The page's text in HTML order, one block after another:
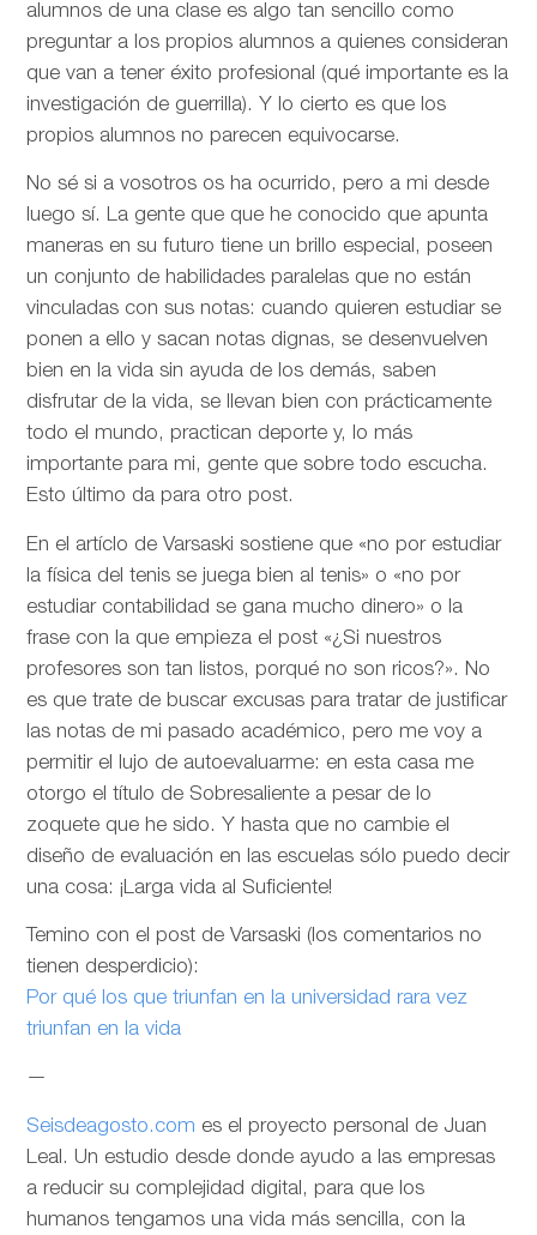
alumnos de una clase es algo tan sencillo como
preguntar a los propios alumnos a quienes consideran
que van a tener éxito profesional (qué importante es la
investigación de guerrilla). Y lo cierto es que los
propios alumnos no parecen equivocarse.
No sé si a vosotros os ha ocurrido, pero a mi desde
luego sí. La gente que que he conocido que apunta
maneras en su futuro tiene un brillo especial, poseen
un conjunto de habilidades paralelas que no están
vinculadas con sus notas: cuando quieren estudiar se
ponen a ello y sacan notas dignas, se desenvuelven
bien en la vida sin ayuda de los demás, saben
disfrutar de la vida, se llevan bien con prácticamente
todo el mundo, practican deporte y, lo más
importante para mi, gente que sobre todo escucha.
Esto último da para otro post.
En el artíclo deVarsaski sostiene que «no por estudiar
la física del tenis se juega bien al tenis» o «no por
estudiar contabilidad se gana mucho dinero» o la
frase con la que empieza el post «¿Si nuestros
profesores son tan listos, porqué no son ricos?». No
es que trate de buscar excusas para tratar de justificar
las notas de mi pasado académico, pero me voy a
permitir el lujo de autoevaluarme: en esta casa me
otorgo el título de Sobresaliente a pesar de lo
zoquete que he sido. Y hasta que no cambie el
diseño de evaluación en las escuelas sólo puedo decir
una cosa: ¡Larga vida al Suficiente!
Temino con el post de Varsaski (los comentarios no
tienen desperdicio):
Por qué los que triunfan en la universidad rara vez
triunfan en la vida
—
Seisdeagosto.com es el proyecto personal de Juan
Leal. Un estudio desde donde ayudo a las empresas
a reducir su complejidad digital, para que los
humanos tengamos una vida más sencilla, con la